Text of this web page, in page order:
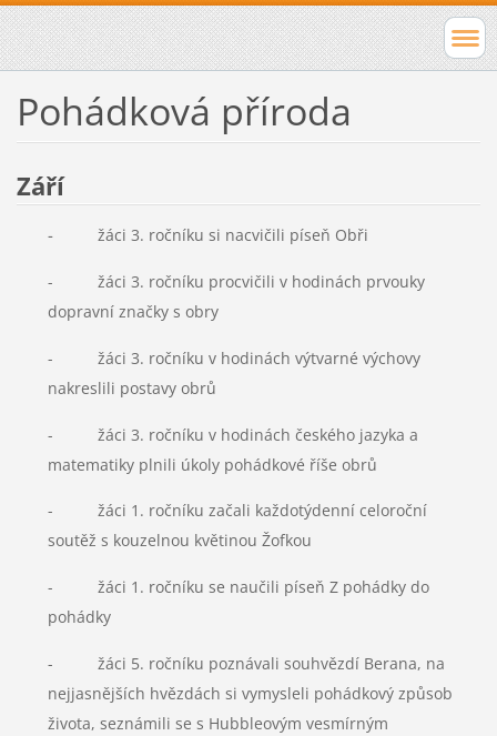
Pohádková příroda
Září
- žáci 3. ročníku si nacvičili píseň Obři
- žáci 3. ročníku procvičili v hodinách prvouky
dopravní značky s obry
- žáci 3. ročníku v hodinách výtvarné výchovy
nakreslili postavy obrů
- žáci 3. ročníku v hodinách českého jazyka a
matematiky plnili úkoly pohádkové říše obrů
- žáci 1. ročníku začali každotýdenní celoroční
soutěž s kouzelnou květinou Žofkou
- žáci 1. ročníku se naučili píseň Z pohádky do
pohádky
- žáci 5. ročníku poznávali souhvězdí Berana, na
nejjasnějších hvězdách si vymysleli pohádkový způsob
života, seznámili se s Hubbleovým vesmírným